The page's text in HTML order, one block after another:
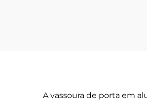
A vassoura de porta em